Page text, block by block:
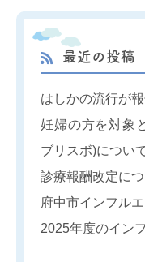
最近の投稿
はしかの流行が
妊婦の方を対象
ブリスボ)につい
診療報酬改定に
府中市インフル
2025年度のイン